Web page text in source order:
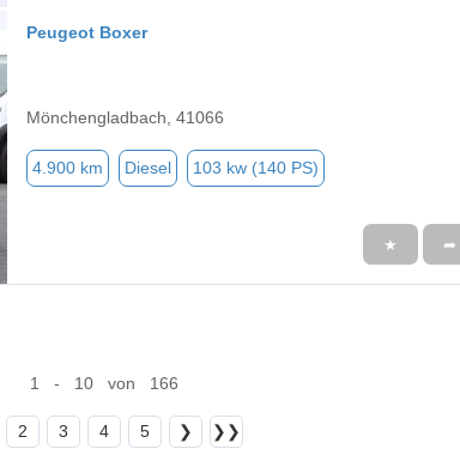
Peugeot Boxer
Mönchengladbach, 41066
4.900 km Diesel 103 kw (140 PS)
★ ➦
1 - 10 von 166
2 3 4 5 ❯ ❯❯